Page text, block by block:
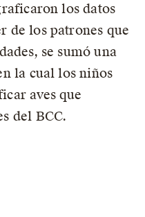
los datos
de los patrones que
se sumó una
la cual los niños
aves que
del BCC.